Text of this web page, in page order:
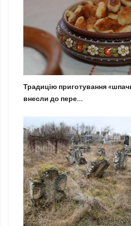
Традицію приготування
внесли до пере...